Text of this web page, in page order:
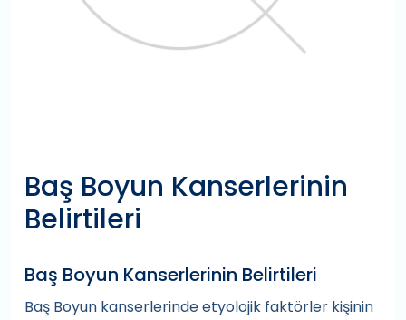
Baş Boyun Kanserlerinin
Belirtileri
Baş Boyun Kanserlerinin Belirtileri
Baş Boyun kanserlerinde etyolojik faktörler kişinin